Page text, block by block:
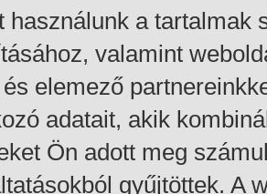
használunk a tartalmak
valamint
elemező
adatait, akik
Ön adott meg
gyűjtöttek. A